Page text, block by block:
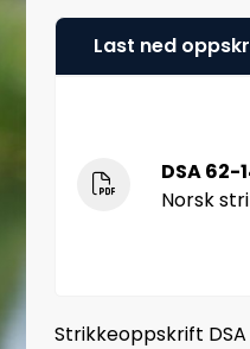
Last ned
DSA 62-
Norsk
Strikkeoppskrift DSA